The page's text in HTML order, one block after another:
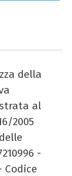
della
al
2005
-
Codice